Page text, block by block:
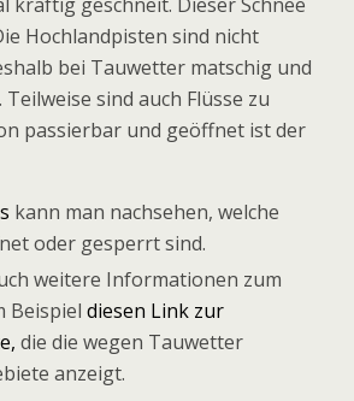
Hochlandpisten sind nicht
bei Tauwetter matschig und
sind auch Flüsse zu
passierbar und geöffnet ist der
kann man nachsehen, welche
oder gesperrt sind.
weitere Informationen zum
Beispieldiesen Link zur
die die wegen Tauwetter
anzeigt.